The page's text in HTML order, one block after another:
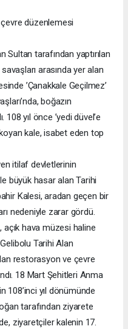
düzenlemesi
Sultan tarafından yaptırılan
arasında yer alan
’Çanakkale Geçilmez’
boğazın
yıl önce ’yedi düvel’e
kale, isabet eden top
itilaf devletlerinin
büyük hasar alan Tarihi
Kalesi, aradan geçen bir
nedeniyle zarar gördü.
açık hava müzesi haline
Tarihi Alan
restorasyon ve çevre
18 Mart Şehitleri Anma
108’inci yıl dönümünde
tarafından ziyarete
ziyaretçiler kalenin 17.